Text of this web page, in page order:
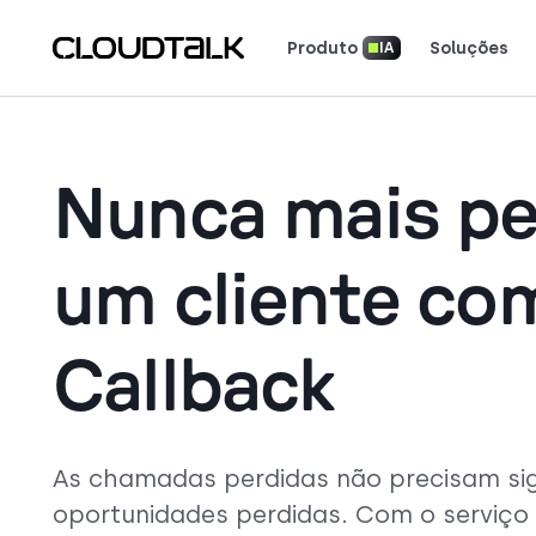
Produto IA Soluções
Nunca mais
um cliente
Callback
As chamadas perdidas não precisam
oportunidades perdidas. Com o serviço